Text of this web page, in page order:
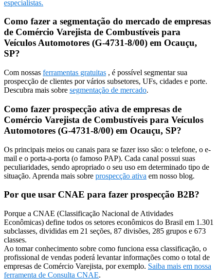
especialistas.
Como fazer a segmentação do mercado de empresas
de Comércio Varejista de Combustíveis para
Veículos Automotores (G-4731-8/00) em Ocauçu,
SP?
Com nossas ferramentas gratuitas , é possível segmentar sua
prospecção de clientes por vários subsetores, UFs, cidades e porte.
Descubra mais sobre segmentação de mercado.
Como fazer prospecção ativa de empresas de
Comércio Varejista de Combustíveis para Veículos
Automotores (G-4731-8/00) em Ocauçu, SP?
Os principais meios ou canais para se fazer isso são: o telefone, o e-
mail e o porta-a-porta (o famoso PAP). Cada canal possui suas
peculiaridades, sendo apropriado o seu uso em determinado tipo de
situação. Aprenda mais sobre prospecção ativa em nosso blog.
Por que usar CNAE para fazer prospecção B2B?
Porque a CNAE (Classificação Nacional de Atividades
Econômicas) define todos os setores econômicos do Brasil em 1.301
subclasses, divididas em 21 seções, 87 divisões, 285 grupos e 673
classes.
Ao tomar conhecimento sobre como funciona essa classificação, o
profissional de vendas poderá levantar informações como o total de
empresas de Comércio Varejista, por exemplo. Saiba mais em nossa
ferramenta de Consulta CNAE.